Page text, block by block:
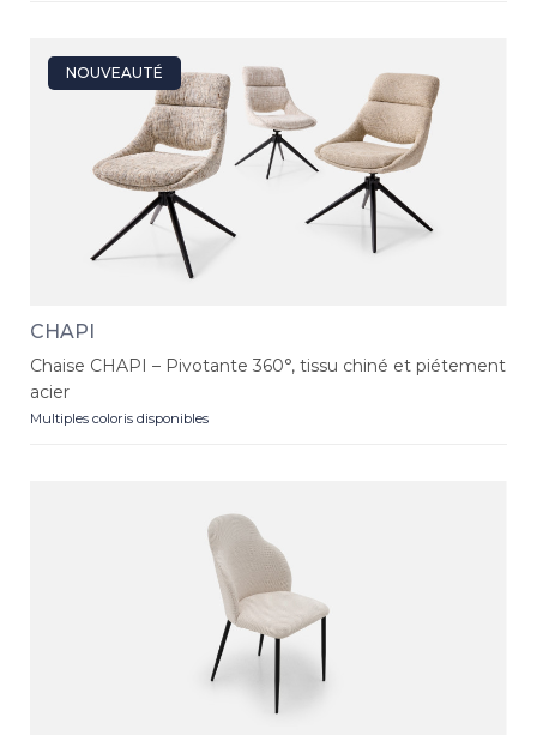
NOUVEAUTÉ
CHAPI
Chaise CHAPI – Pivotante 360°, tissu chiné et piétement
acier
Multiples coloris disponibles